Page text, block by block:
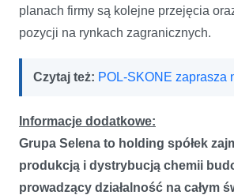
planach firmy są kolejne przejęcia
pozycji na rynkach zagranicznych.
Czytaj też: POL-SKONE zaprasza
Informacje dodatkowe:
Grupa Selena to holding spółek
produkcją i dystrybucją chemii
prowadzący działalność na całym